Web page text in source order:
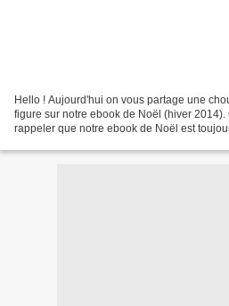
Hello ! Aujourd'hui on vous partage une
figure sur notre ebook de Noël (hiver
rappeler que notre ebook de Noël est